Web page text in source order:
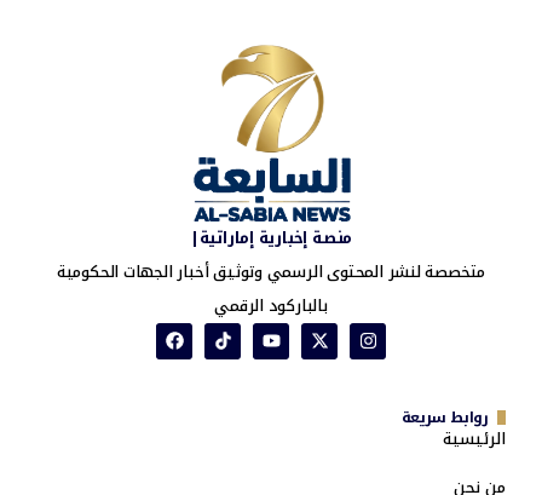
منصة إخبارية إماراتية|
متخصصة لنشر المحتوى الرسمي وتوثيق أخبار الجهات الحكومية
بالباركود الرقمي
روابط سريعة
الرئيسية
من نحن